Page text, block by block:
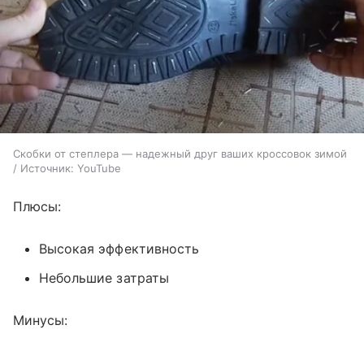
Скобки от степлера — надежный друг ваших кроссовок зимой
/ Источник: YouTube
Плюсы:
Высокая эффективность
Небольшие затраты
Минусы: